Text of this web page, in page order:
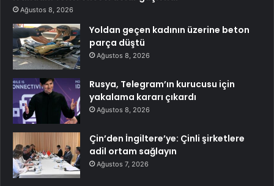
Ağustos 8, 2026
Yoldan geçen kadının üzerine beton
parça düştü
Ağustos 8, 2026
Rusya, Telegram’ın kurucusu için
yakalama kararı çıkardı
Ağustos 8, 2026
Çin’den İngiltere’ye: Çinli şirketlere
adil ortam sağlayın
Ağustos 7, 2026